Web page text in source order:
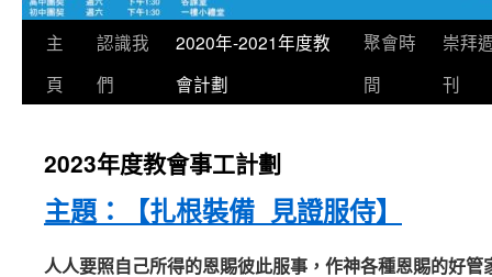
要
內
主
頁
認識我
們
2020年-2021年度教
會計劃
聚會時
間
崇拜
刊
2023年度教會事工計劃
主題：【扎根裝備 見證服侍】
人人要照自己所得的恩賜彼此服事，作神各種恩賜的好